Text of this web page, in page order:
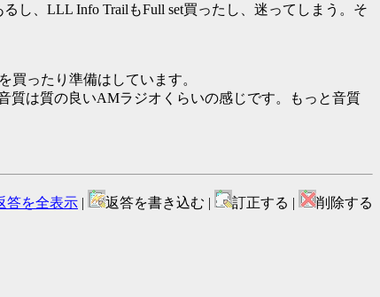
し、LLL Info TrailもFull set買ったし、迷ってしまう。そ
ったり準備はしています。
質は質の良いAMラジオくらいの感じです。もっと音質
答を全表示 返答を書き込む | 訂正する | 削除する